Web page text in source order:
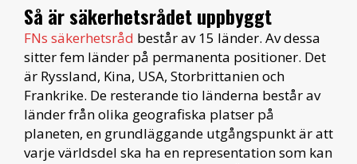
Så är säkerhetsrådet uppbyggt
FNs säkerhetsråd består av 15 länder. Av dessa
sitter fem länder på permanenta positioner. Det
är Ryssland, Kina, USA, Storbrittanien och
Frankrike. De resterande tio länderna består av
länder från olika geografiska platser på
planeten, en grundläggande utgångspunkt är att
varje världsdel ska ha en representation som kan